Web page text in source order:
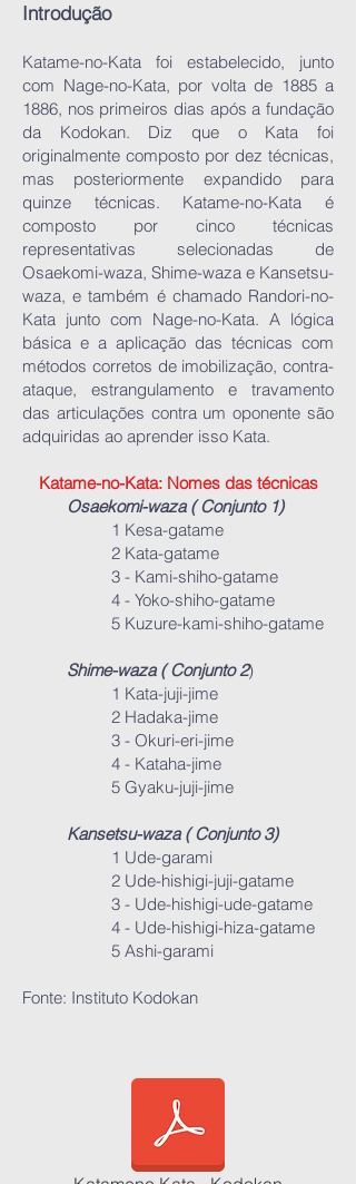
Introdução
Katame-no-Kata foi estabelecido, junto
com Nage-no-Kata, por volta de 1885 a
1886, nos primeiros dias após a fundação
da Kodokan. Diz que o Kata foi
originalmente composto por dez técnicas,
mas posteriormente expandido para
quinze técnicas. Katame-no-Kata é
composto por cinco técnicas
representativas selecionadas de
Osaekomi-waza, Shime-waza e Kansetsu-
waza, e também é chamado Randori-no-
Kata junto com Nage-no-Kata. A lógica
básica e a aplicação das técnicas com
métodos corretos de imobilização, contra-
ataque, estrangulamento e travamento
das articulações contra um oponente são
adquiridas ao aprender isso Kata.
Katame-no-Kata: Nomes das técnicas
Osaekomi-waza ( Conjunto 1)
1 Kesa-gatame
2 Kata-gatame
3 - Kami-shiho-gatame
4 - Yoko-shiho-gatame
5 Kuzure-kami-shiho-gatame
Shime-waza ( Conjunto 2)
1 Kata-juji-jime
2 Hadaka-jime
3 - Okuri-eri-jime
4 - Kataha-jime
5 Gyaku-juji-jime
Kansetsu-waza ( Conjunto 3)
1 Ude-garami
2 Ude-hishigi-juji-gatame
3 - Ude-hishigi-ude-gatame
4 - Ude-hishigi-hiza-gatame
5 Ashi-garami
Fonte: Instituto Kodokan